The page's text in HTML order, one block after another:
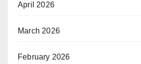
April 2026
March 2026
February 2026